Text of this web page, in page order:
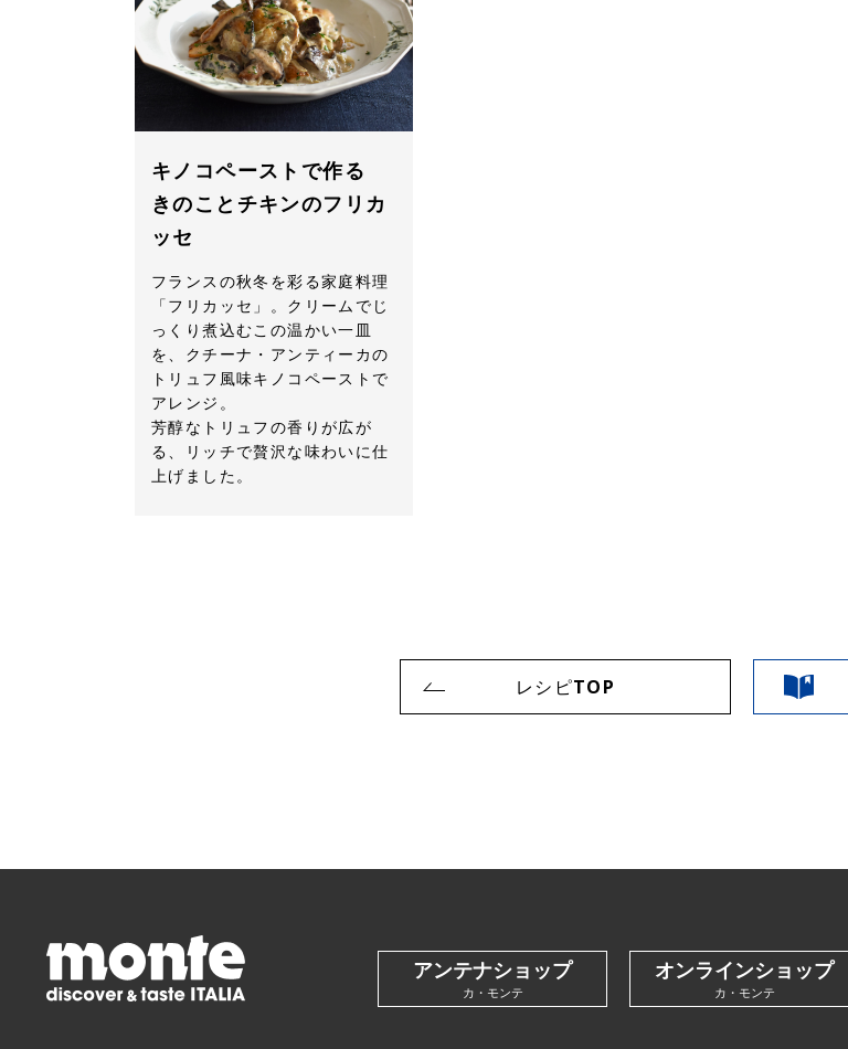
キノコペーストで作る
きのことチキンのフリカ
ッセ
フランスの秋冬を彩る家庭料理
「フリカッセ」。クリームでじ
っくり煮込むこの温かい一皿
を、クチーナ・アンティーカの
トリュフ風味キノコペーストで
アレンジ。
芳醇なトリュフの香りが広が
る、リッチで贅沢な味わいに仕
上げました。
レシピTOP
アンテナショップ
カ・モンテ
オンラインショップ
カ・モンテ